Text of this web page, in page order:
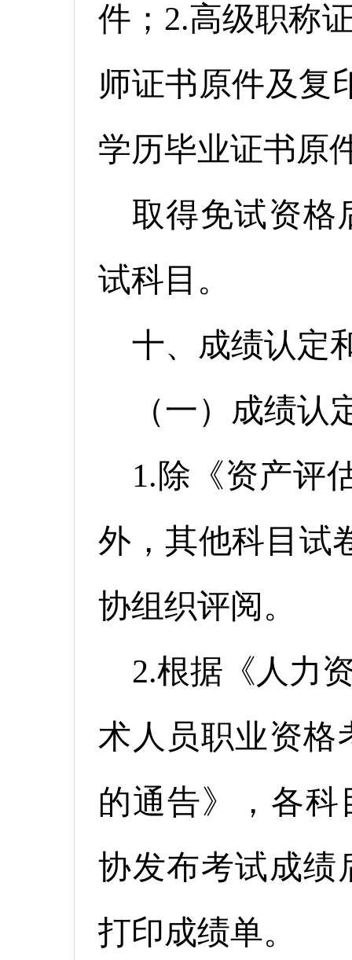
件；2.高级职称
师证书原件及复
学历毕业证书原
取得免试资格
试科目。
十、成绩认定
（一）成绩认
1.除《资产评
外，其他科目试
协组织评阅。
2.根据《人力
术人员职业资格
的通告》，各科
协发布考试成绩
打印成绩单。